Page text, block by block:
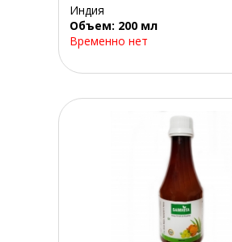
Индия
Объем: 200 мл
Временно нет